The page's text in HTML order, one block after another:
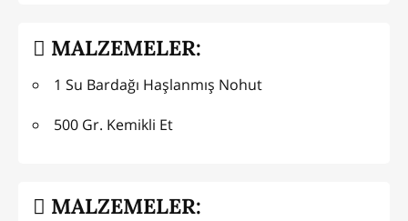
MALZEMELER:
1 Su Bardağı Haşlanmış Nohut
500 Gr. Kemikli Et
MALZEMELER: